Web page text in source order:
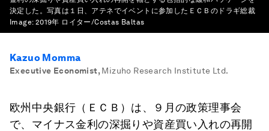
決定した。写真は１日、アテネでイベントに参加したＥＣＢのドラギ総裁
Image: 2019年 ロイター/Costas Baltas
Kazuo Momma
Executive Economist, Mizuho Research Institute Ltd.
欧州中央銀行（ＥＣＢ）は、９月の政策理事会
で、マイナス金利の深掘りや資産買い入れの再開